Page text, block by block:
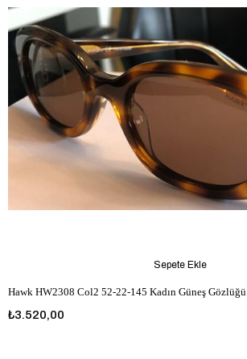
Hawk HW2308 Col2 52-22-145 Kadın Güneş Gözlüğü
₺3.520,00
Sepete Ekle